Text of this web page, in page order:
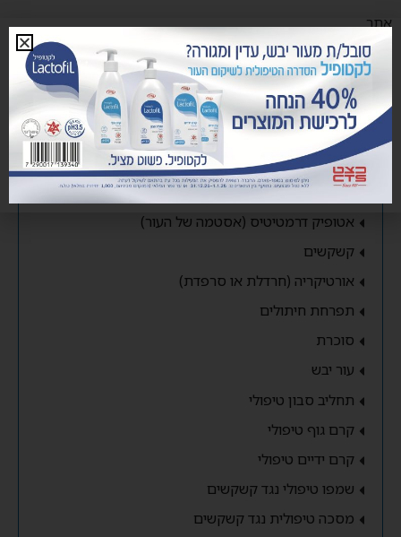
אתר
שמור בדפדפן זה את השם, האימייל והאתר שלי לפעם הבאה שאגיב.
אטופיק דרמטיטיס (אסטמה של העור)
קשקשים
אורטיקריה (חרדלת או סרפדת)
תפרחת חיתולים
סוכרת
עור יבש
תחליב סבון טיפולי
קרם גוף טיפולי
קרם ידיים טיפולי
שמפו טיפולי נגד קשקשים
מסכה טיפולית נגד קשקשים